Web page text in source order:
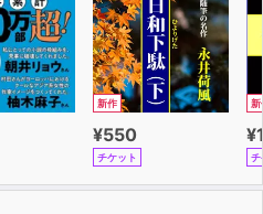
新作
¥550
チケット
新
チ